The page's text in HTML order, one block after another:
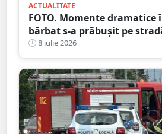
ACTUALITATE
FOTO. Momente dramatice
bărbat s-a prăbușit pe
intervenit imediat și i-au
8 iulie 2026